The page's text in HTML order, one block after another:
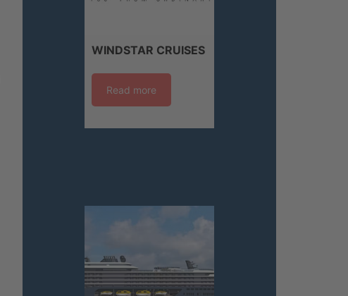
WINDSTAR CRUISES
Read more